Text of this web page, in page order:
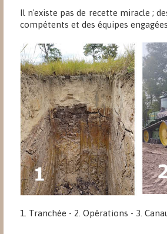
Il n'existe pas de recette miracle ;
compétents et des équipes
1. Tranchée - 2. Opérations - 3.